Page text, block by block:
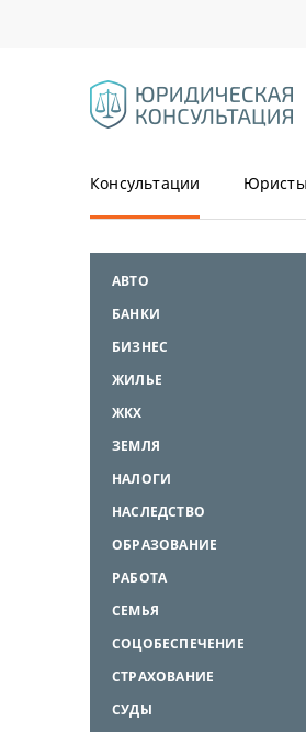
Консультации Юристы
АВТО
БАНКИ
БИЗНЕС
ЖИЛЬЕ
ЖКХ
ЗЕМЛЯ
НАЛОГИ
НАСЛЕДСТВО
ОБРАЗОВАНИЕ
РАБОТА
СЕМЬЯ
СОЦОБЕСПЕЧЕНИЕ
СТРАХОВАНИЕ
СУДЫ